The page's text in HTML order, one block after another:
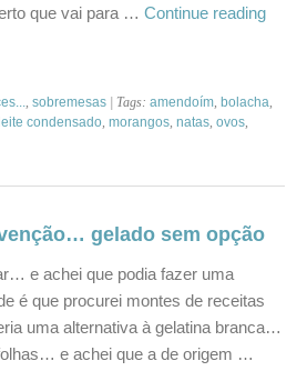
que vai para … Continue reading
sobremesas | Tags: amendoím bolacha
condensado morangos natas ovos
gelado sem opção
e achei que podia fazer uma
é que procurei montes de receitas
uma alternativa à gelatina branca…
e achei que a de origem …